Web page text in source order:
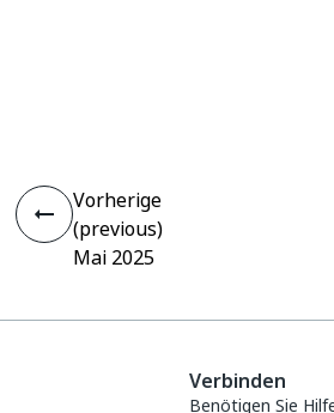
Vorherige
(previous)
Mai 2025
Verbinden
Benötigen Sie